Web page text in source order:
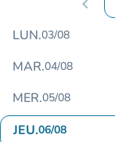
chevron_left
LUN.03/08
MAR.04/08
MER.05/08
JEU.06/08